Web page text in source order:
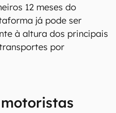
12 meses do
já pode ser
à altura dos principais
por